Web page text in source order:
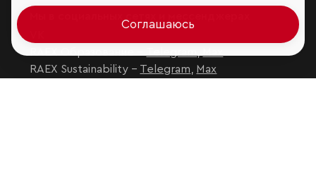
RAEX Sustainability – Telegram Max
Соглашаюсь